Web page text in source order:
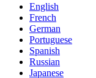
English
French
German
Portuguese
Spanish
Russian
Japanese